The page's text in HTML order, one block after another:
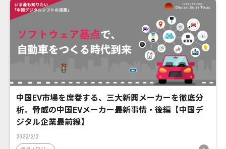
中国EV市場を席巻する、三大新興メーカーを徹底分
析。脅威の中国EVメーカー最新事情・後編【中国デ
ジタル企業最前線】
2022/2/2